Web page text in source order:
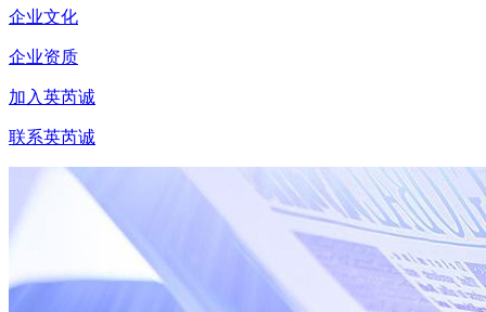
企业文化
企业资质
加入英芮诚
联系英芮诚